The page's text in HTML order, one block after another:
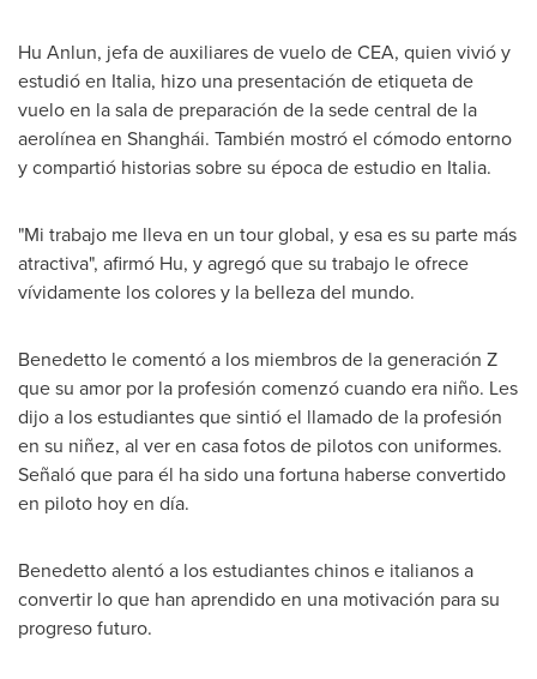
Hu Anlun, jefa de auxiliares de vuelo de CEA, quien vivió y
estudió en Italia, hizo una presentación de etiqueta de
vuelo en la sala de preparación de la sede central de la
aerolínea en Shanghái. También mostró el cómodo entorno
y compartió historias sobre su época de estudio en Italia.
"Mi trabajo me lleva en un tour global, y esa es su parte más
atractiva", afirmó Hu, y agregó que su trabajo le ofrece
vívidamente los colores y la belleza del mundo.
Benedetto le comentó a los miembros de la generación Z
que su amor por la profesión comenzó cuando era niño. Les
dijo a los estudiantes que sintió el llamado de la profesión
en su niñez, al ver en casa fotos de pilotos con uniformes.
Señaló que para él ha sido una fortuna haberse convertido
en piloto hoy en día.
Benedetto alentó a los estudiantes chinos e italianos a
convertir lo que han aprendido en una motivación para su
progreso futuro.